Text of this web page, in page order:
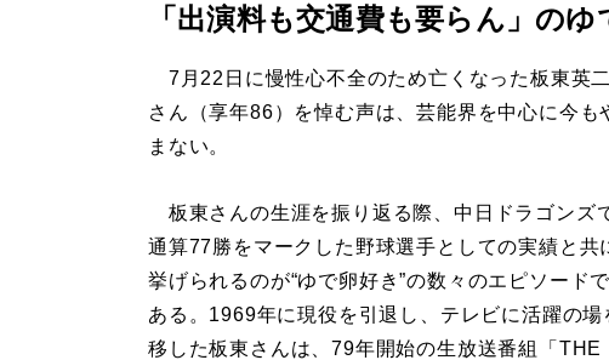
「出演料も交通費も要らん」のゆ
7月22日に慢性心不全のため亡くなった板東英二
さん（享年86）を悼む声は、芸能界を中心に今も
まない。
板東さんの生涯を振り返る際、中日ドラゴンズ
通算77勝をマークした野球選手としての実績と共
挙げられるのが“ゆで卵好き”の数々のエピソードで
ある。1969年に現役を引退し、テレビに活躍の場
移した板東さんは、79年開始の生放送番組「